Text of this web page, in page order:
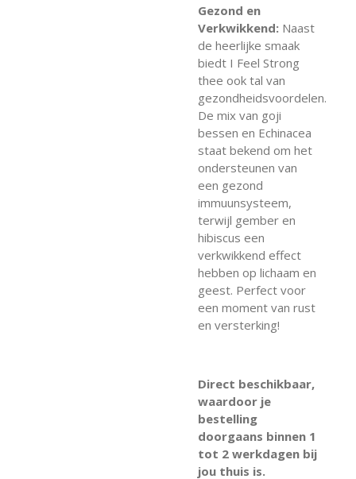
Gezond en
Verkwikkend: Naast
de heerlijke smaak
biedt I Feel Strong
thee ook tal van
gezondheidsvoordelen.
De mix van goji
bessen en Echinacea
staat bekend om het
ondersteunen van
een gezond
immuunsysteem,
terwijl gember en
hibiscus een
verkwikkend effect
hebben op lichaam en
geest. Perfect voor
een moment van rust
en versterking!
Direct beschikbaar,
waardoor je
bestelling
doorgaans binnen 1
tot 2 werkdagen bij
jou thuis is.